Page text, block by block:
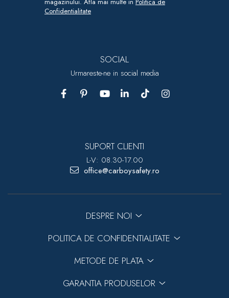
Confidentialitate
SOCIAL
Urmareste-ne in social media
SUPORT CLIENTI
L-V: 08.30-17.00
office@carboysafety.ro
DESPRE NOI
POLITICA DE CONFIDENTIALITATE
METODE DE PLATA
GARANTIA PRODUSELOR